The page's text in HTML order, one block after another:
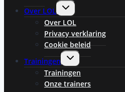
Over LOL
Toggle
submenu
Over LOL
Privacy verklaring
Cookie beleid
Trainingen
Toggle
submenu
Trainingen
Onze trainers